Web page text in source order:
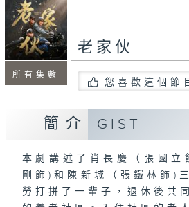
所有集數
老家伙
您喜歡這個節
簡介 GIST
本劇講述了肖長慶（張國立
剛飾)和陳新城（張鐵林飾)
勞打拼了一輩子，退休後共